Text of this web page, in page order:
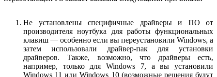
Не установлены специфичные драйверы и ПО от
производителя ноутбука для работы функциональных
клавиш — особенно если вы переустановили Windows, а
затем использовали драйвер-пак для установки
драйверов. Также, возможно, что драйверы есть,
например, только для Windows 7, а вы установили
Windows 11 или Windows 10 (возможные решения будут